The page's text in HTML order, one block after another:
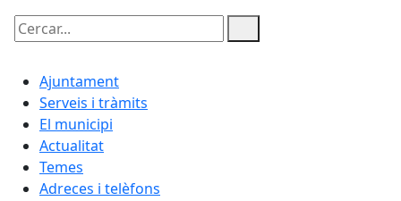
Cercar:
Ajuntament
Serveis i tràmits
El municipi
Actualitat
Temes
Adreces i telèfons